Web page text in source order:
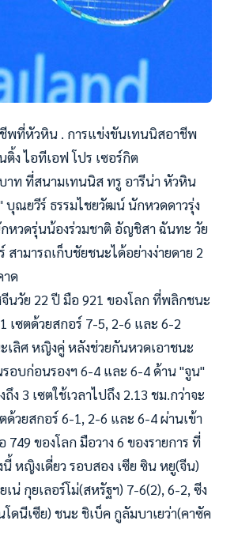
พที่หัวหิน . การแข่งขันเทนนิสอาชีพ
ง ไอทีเอฟ โปร เซอร์กิต
บาท ที่สนามเทนนิส ทรู อารีน่า หัวหิน
บุณยวีร์ ธรรมไชยวัฒน์ นักหวดดาวรุ่ง
หวดรุ่นน้องร่วมชาติ อัญชิสา ฉันทะ วัย
มารถเก็บชัยชนะได้อย่างง่ายดาย 2
าด
นวัย 22 ปี มือ 921 ของโลก ที่พลิกชนะ
เซตด้วยสกอร์ 7-5, 2-6 และ 6-2
เลิศ หญิงคู่ หลังช่วยกันหวดเอาชนะ
อบก่อนรองฯ 6-4 และ 6-4 ด้าน "จูน"
3 เซตใช้เวลาไปถึง 2.13 ชม.กว่าจะ
วยสกอร์ 6-1, 2-6 และ 6-4 ผ่านเข้า
ของโลก มือวาง 6 ของรายการ ที่
หญิงเดี่ยว รอบสอง เซีย ซิน หยู(จีน)
น่ กุยเลอร์โม่(สหรัฐฯ) 7-6(2), 6-2, ซีง
ดนีเซีย) ชนะ ชิเบ็ค กูลัมบาเยว่า(คาซัค